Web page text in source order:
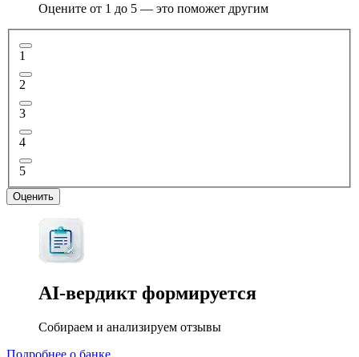
Оцените от 1 до 5 — это поможет другим
1
2
3
4
5
Оценить
AI-вердикт формируется
Собираем и анализируем отзывы
Подробнее о банке